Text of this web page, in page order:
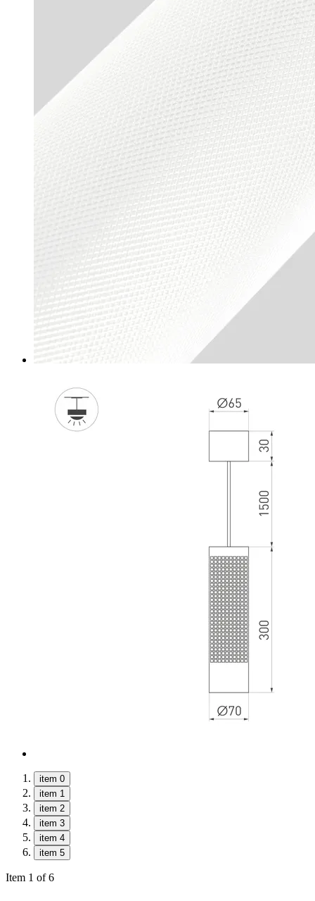
item 0
item 1
item 2
item 3
item 4
item 5
Item 1 of 6